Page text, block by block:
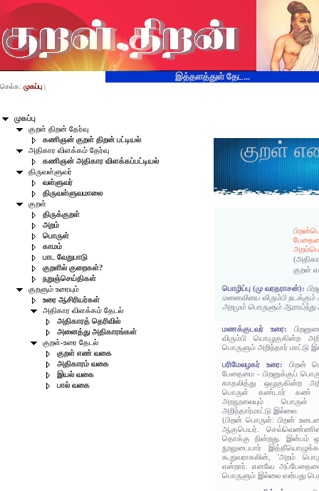
இத்தளத்துள் தேட...
முகப்பு
குறள் திறன் தேர்வு
கணிஞன் குறள் திறன் பட்டியல்
அதிகார விளக்கம் தேர்வு
கணிஞன் அதிகார விளக்கப்பட்டியல்
திருவள்ளுவர்
வள்ளுவர்
திருவள்ளுவமாலை
குறள்
திருக்குறள்
அறம்
பொருள்
காமம்
பாட வேறுபாடு
குறளில் குறைகள்?
நறுஞ்செய்திகள்
குறளும் உரையும்
உரை ஆசிரியர்கள்
அதிகார விளக்கம் தேடல்
அதிகாரத் தெரிவில்
அனைத்து அதிகாரங்கள்
குறள்-உரை தேடல்
குறள் எண் வகை
அதிகாரம் வகை
இயல் வகை
பால் வகை
செல்க: முகப்பு |
குறள்
குறள்
பொழிப்பு (மு வரதராசன்):
மனைவியை விரும்பி
அறமும் பொருளும்
மணக்குடவர் உரை:
விரும்பி யொழுகுகின்ற
பொருளும் அறிந்தார் மாட்டு
பரிமேலழகர் உரை: பிறன்
பேதைமை - பிறனுக்குப்
காதலித்து ஒழுகுகின்ற
பொருள் கண்டார் கண்
அறநூலையும் பொருள்
அறிந்தார்மாட்டு இல்லை.
(பிறன் பொருள்: பிறன்
ஆகுபெயர்.
தொக்கு நின்றது. இன்பம்
நூலுடையார்
கூறுவராகலின், 'அறம்
என்றார். எனவே
பொருளும் இல்லை என்பது